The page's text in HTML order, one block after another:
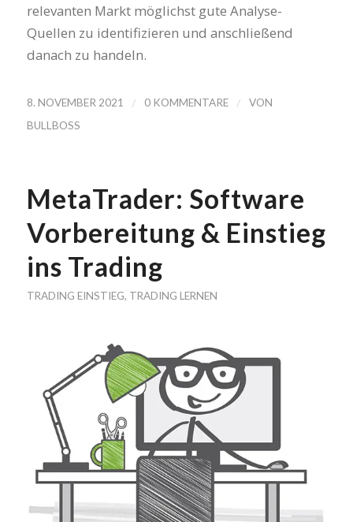
relevanten Markt möglichst gute Analyse-
Quellen zu identifizieren und anschließend
danach zu handeln.
8. NOVEMBER 2021 / 0 KOMMENTARE /
VON
BULLBOSS
MetaTrader: Software
Vorbereitung & Einstieg
ins Trading
TRADING EINSTIEG, TRADING LERNEN